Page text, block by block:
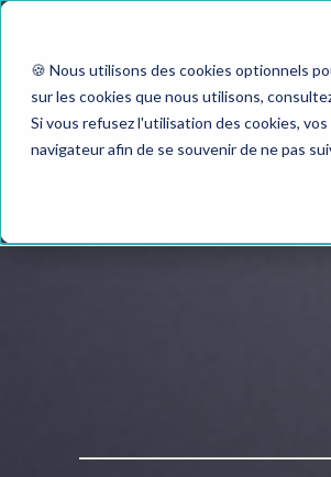
🍪 Nous utilisons des cookies optionnels
sur les cookies que nous utilisons,
Si vous refusez l'utilisation des cookies,
navigateur afin de se souvenir de ne pas